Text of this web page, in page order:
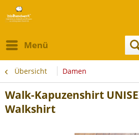
Menü
Übersicht Damen
Walk-Kapuzenshirt
Walkshirt